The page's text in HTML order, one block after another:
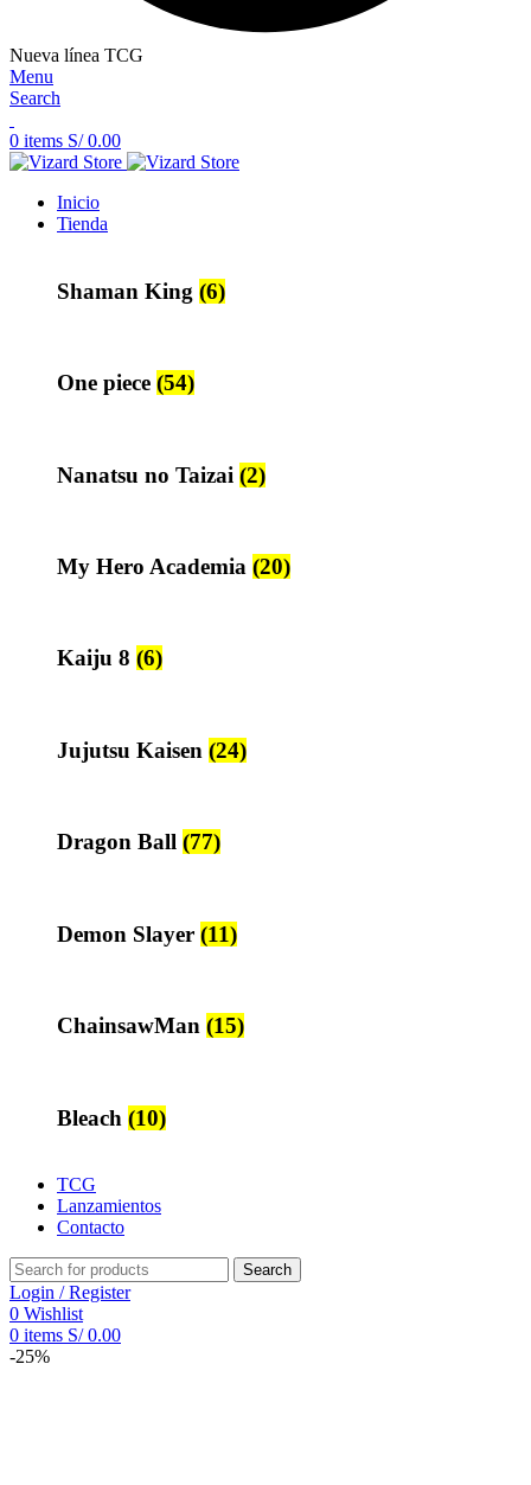
Nueva línea TCG
Menu
Search
0 items S/0.00
Inicio
Tienda
Shaman King (6)
One piece (54)
Nanatsu no Taizai (2)
My Hero Academia (20)
Kaiju 8 (6)
Jujutsu Kaisen (24)
Dragon Ball (77)
Demon Slayer (11)
ChainsawMan (15)
Bleach (10)
TCG
Lanzamientos
Contacto
Search
Login / Register
0 Wishlist
0 items S/0.00
-25%